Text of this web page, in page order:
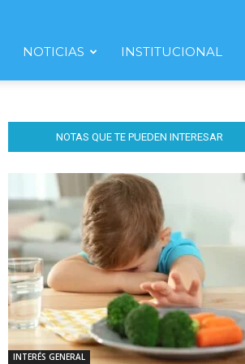
NOTICIAS INSTITUCIONAL
NOTAS QUE TE PUEDEN INTERESAR
INTERÉS GENERAL